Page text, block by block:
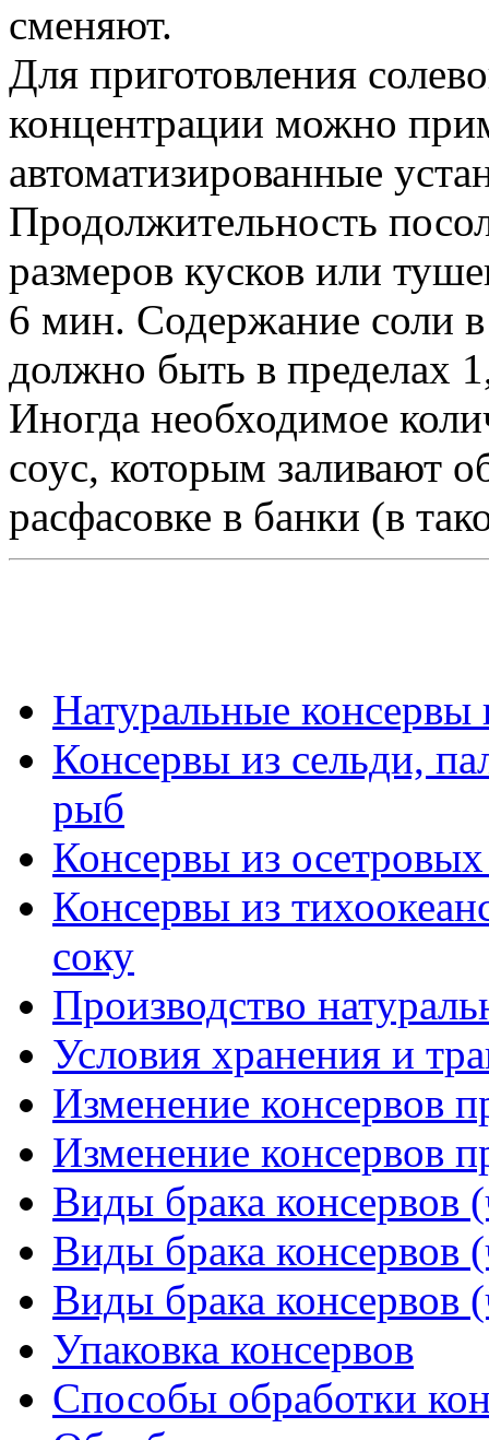
сменяют.
Для приготовления
концентрации можно
автоматизированные
Продолжительность
размеров кусков или
6 мин. Содержание соли
должно быть в пределах
Иногда необходимое
соус, которым заливают
расфасовке в банки (в
Натуральные консервы
Консервы из сельди,
рыб
Консервы из
Консервы из
соку
Производство
Условия хранения и
Изменение консервов
Изменение консервов
Виды брака консервов
Виды брака консервов
Виды брака консервов
Упаковка консервов
Способы обработки